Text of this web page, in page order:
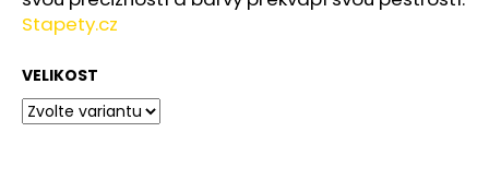
Stapety.cz
VELIKOST
D
o
p